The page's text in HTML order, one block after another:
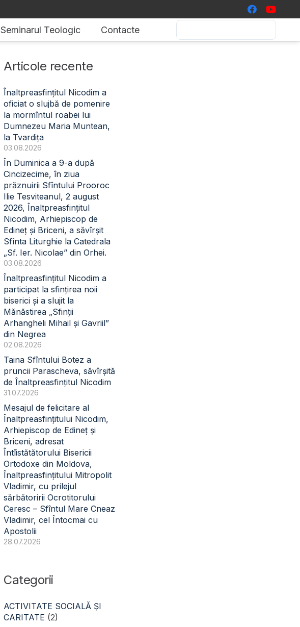
Seminarul Teologic Contacte
Articole recente
Înaltpreasfințitul Nicodim a
oficiat o slujbă de pomenire
la mormîntul roabei lui
Dumnezeu Maria Muntean,
la Tvardița
03.08.2026
În Duminica a 9-a după
Cincizecime, în ziua
prăznuirii Sfîntului Prooroc
Ilie Tesviteanul, 2 august
2026, Înaltpreasfințitul
Nicodim, Arhiepiscop de
Edineț și Briceni, a săvîrșit
Sfînta Liturghie la Catedrala
„Sf. Ier. Nicolae” din Orhei.
03.08.2026
Înaltpreasfințitul Nicodim a
participat la sfințirea noii
biserici și a slujit la
Mănăstirea „Sfinții
Arhangheli Mihail și Gavriil”
din Negrea
02.08.2026
Taina Sfîntului Botez a
pruncii Parascheva, săvîrșită
de Înaltpreasfințitul Nicodim
31.07.2026
Mesajul de felicitare al
Înaltpreasfințitului Nicodim,
Arhiepiscop de Edineț și
Briceni, adresat
Întîistătătorului Bisericii
Ortodoxe din Moldova,
Înaltpreasfințitului Mitropolit
Vladimir, cu prilejul
sărbătoririi Ocrotitorului
Ceresc – Sfîntul Mare Cneaz
Vladimir, cel Întocmai cu
Apostolii
28.07.2026
Categorii
ACTIVITATE SOCIALĂ ŞI
CARITATE (2)